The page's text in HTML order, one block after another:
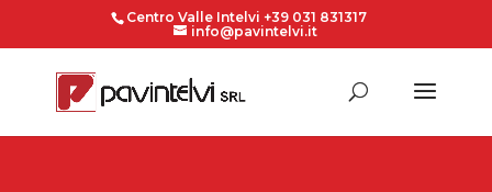
Centro Valle Intelvi +39 031 831317
info@pavintelvi.it